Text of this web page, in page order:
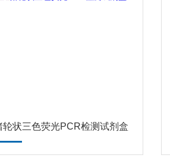
轮状三色荧光PCR检测试剂盒